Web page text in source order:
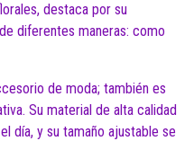
destaca por su
diferentes maneras: como
de moda; también es
Su material de alta calidad
día, y su tamaño ajustable se